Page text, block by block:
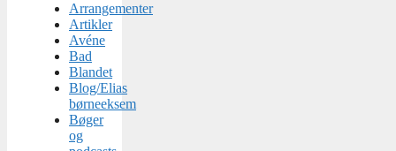
Arrangementer
Artikler
Avéne
Bad
Blandet
Blog/Elias
børneeksem
Bøger
og